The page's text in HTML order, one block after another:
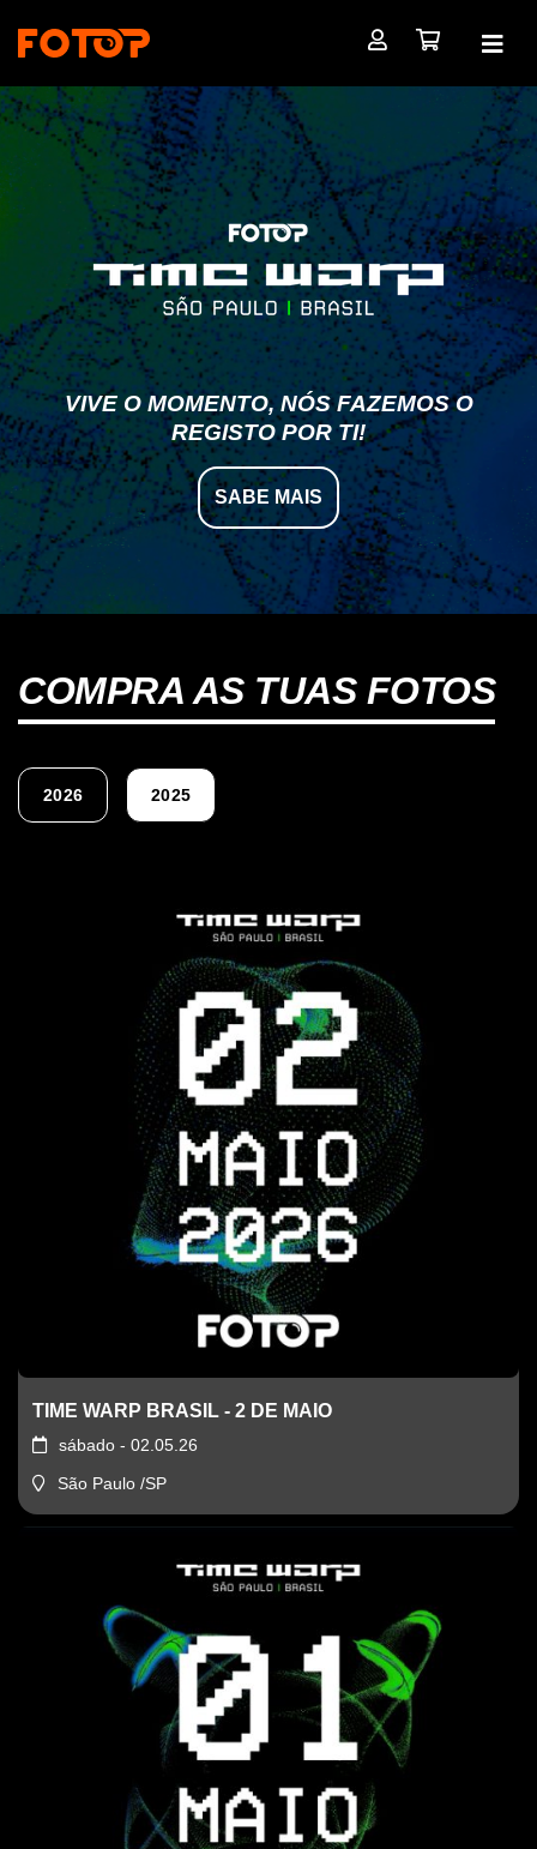
VIVE O MOMENTO, NÓS FAZEMOS O
REGISTO POR TI!
SABE MAIS
COMPRA AS TUAS FOTOS
2026 2025
TIME WARP BRASIL - 2 DE MAIO
sábado - 02.05.26
São Paulo /SP